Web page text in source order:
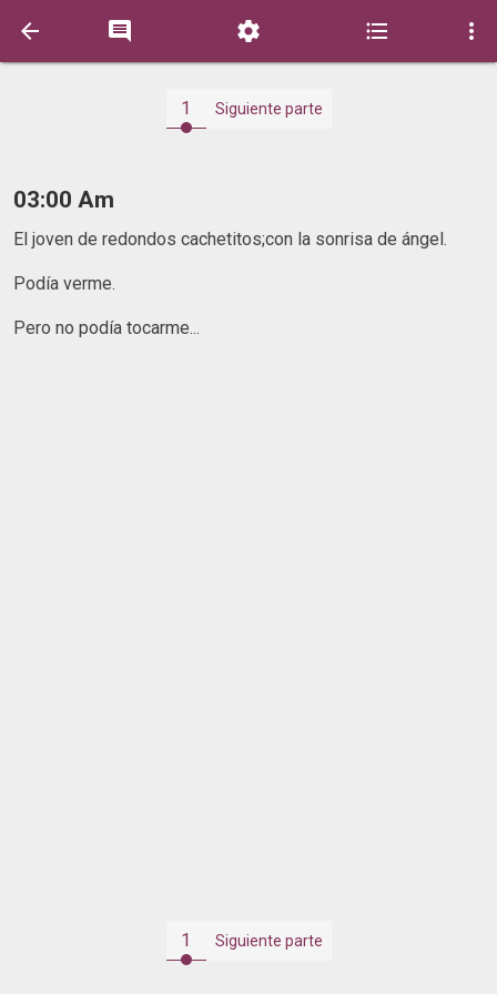
    
1 Siguiente parte
03:00 Am
El joven de redondos cachetitos;con la sonrisa de ángel.
Podía verme.
Pero no podía tocarme...
1 Siguiente parte